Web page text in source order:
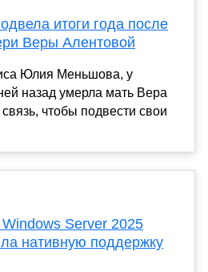
итоги года после
Веры Алентовой
Юлия Меньшова, у
назад умерла мать Вера
чтобы подвести свои
Server 2025
нативную поддержку